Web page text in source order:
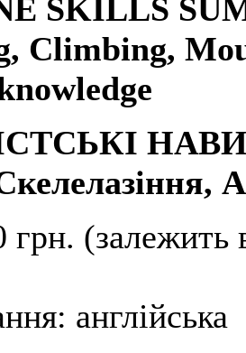
SKILLS
Climbing,
грн. (залежить
англійська